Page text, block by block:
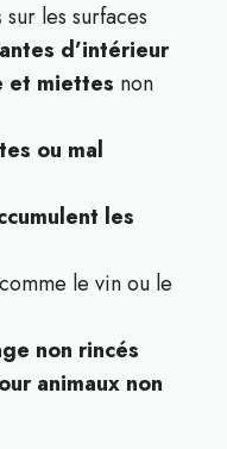
sur les surfaces
d’intérieur
et miettes non
ou mal
les
comme le vin ou le
non rincés
animaux non